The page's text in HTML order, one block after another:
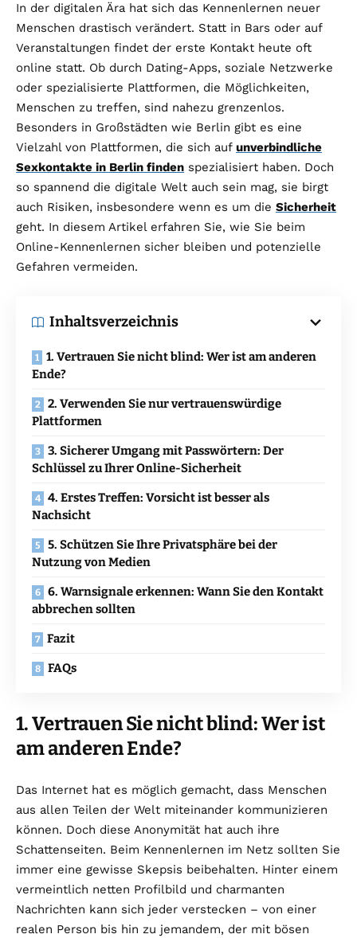
In der digitalen Ära hat sich das Kennenlernen neuer
Menschen drastisch verändert. Statt in Bars oder auf
Veranstaltungen findet der erste Kontakt heute oft
online statt. Ob durch Dating-Apps, soziale Netzwerke
oder spezialisierte Plattformen, die Möglichkeiten,
Menschen zu treffen, sind nahezu grenzenlos.
Besonders in Großstädten wie Berlin gibt es eine
Vielzahl von Plattformen, die sich auf unverbindliche
Sexkontakte in Berlin finden spezialisiert haben. Doch
so spannend die digitale Welt auch sein mag, sie birgt
auch Risiken, insbesondere wenn es um die Sicherheit
geht. In diesem Artikel erfahren Sie, wie Sie beim
Online-Kennenlernen sicher bleiben und potenzielle
Gefahren vermeiden.
Inhaltsverzeichnis
1. Vertrauen Sie nicht blind: Wer ist am anderen
Ende?
2. Verwenden Sie nur vertrauenswürdige
Plattformen
3. Sicherer Umgang mit Passwörtern: Der
Schlüssel zu Ihrer Online-Sicherheit
4. Erstes Treffen: Vorsicht ist besser als
Nachsicht
5. Schützen Sie Ihre Privatsphäre bei der
Nutzung von Medien
6. Warnsignale erkennen: Wann Sie den Kontakt
abbrechen sollten
Fazit
FAQs
1. Vertrauen Sie nicht blind: Wer ist
am anderen Ende?
Das Internet hat es möglich gemacht, dass Menschen
aus allen Teilen der Welt miteinander kommunizieren
können. Doch diese Anonymität hat auch ihre
Schattenseiten. Beim Kennenlernen im Netz sollten Sie
immer eine gewisse Skepsis beibehalten. Hinter einem
vermeintlich netten Profilbild und charmanten
Nachrichten kann sich jeder verstecken – von einer
realen Person bis hin zu jemandem, der mit bösen